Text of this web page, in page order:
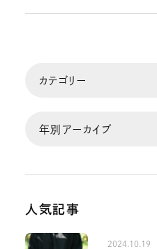
人気記事
2024.10.19